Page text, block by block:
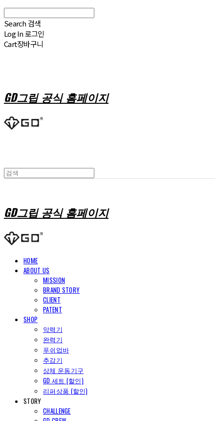
Search 검색
Log In로그인
Cart장바구니
GD그립 공식 홈페이지
GD그립 공식 홈페이지
HOME
ABOUT US
MISSION
BRAND STORY
CLIENT
PATENT
SHOP
악력기
완력기
푸쉬업바
추감기
상체 운동기구
GD 세트 (할인)
리퍼상품 (할인)
STORY
CHALLENGE